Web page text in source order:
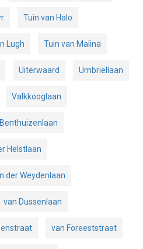
Tuin van Halo
Lugh Tuin van Malina
Uiterwaard Umbriëllaan
Valkkooglaan
Helstlaan
der Weydenlaan
van Dussenlaan
van Foreeststraat